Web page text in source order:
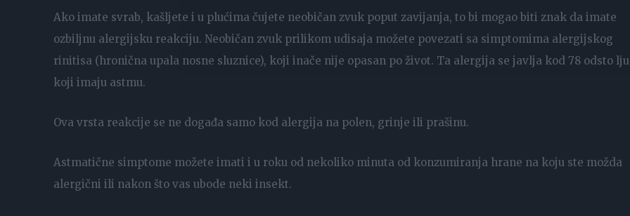
Ako imate svrab, kašljete i u plućima čujete neobičan zvuk poput zavijanja, to bi mogao biti znak da imate
ozbiljnu alergijsku reakciju. Neobičan zvuk prilikom udisaja možete povezati sa simptomima alergijskog
rinitisa (hronična upala nosne sluznice), koji inače nije opasan po život. Ta alergija se javlja kod 78 odsto
koji imaju astmu.
Ova vrsta reakcije se ne događa samo kod alergija na polen, grinje ili prašinu.
Astmatične simptome možete imati i u roku od nekoliko minuta od konzumiranja hrane na koju ste možda
alergični ili nakon što vas ubode neki insekt.